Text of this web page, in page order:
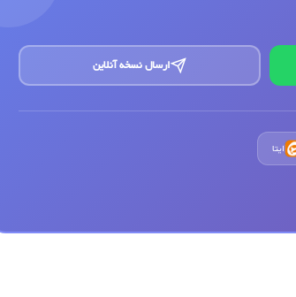
ارسال نسخه آنلاین
ایتا